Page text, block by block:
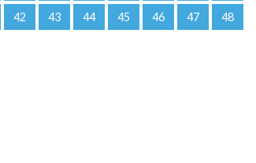
42 43 44 45 46 47 48